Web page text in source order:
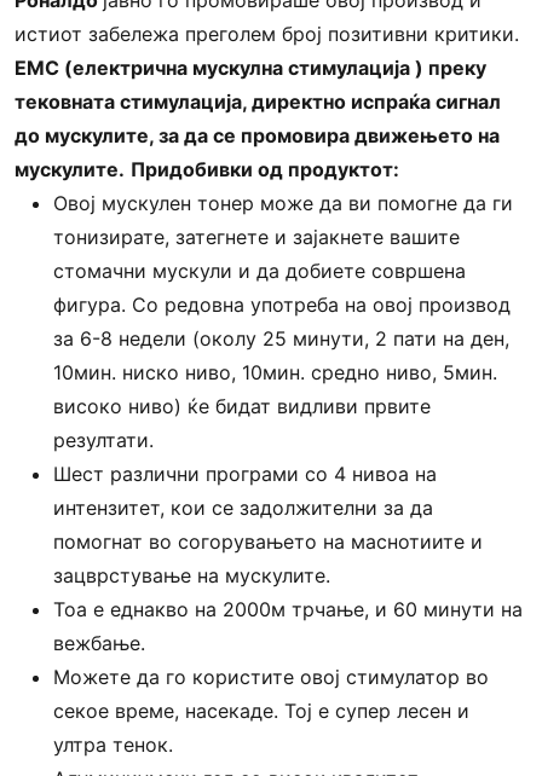
истиот забележа преголем број позитивни критики.
ЕМС (електрична мускулна стимулација ) преку
тековната стимулација, директно испраќа сигнал
до мускулите, за да се промовира движењето на
мускулите. Придобивки од продуктот:
Овој мускулен тонер може да ви помогне да ги
тонизирате, затегнете и зајакнете вашите
стомачни мускули и да добиете совршена
фигура. Со редовна употреба на овој производ
за 6-8 недели (околу 25 минути, 2 пати на ден,
10мин. ниско ниво, 10мин. средно ниво, 5мин.
високо ниво) ќе бидат видливи првите
резултати.
Шест различни програми со 4 нивоа на
интензитет, кои се задолжителни за да
помогнат во согорувањето на маснотиите и
зацврстување на мускулите.
Тоа е еднакво на 2000м трчање, и 60 минути на
вежбање.
Можете да го користите овој стимулатор во
секое време, насекаде. Тој е супер лесен и
ултра тенок.